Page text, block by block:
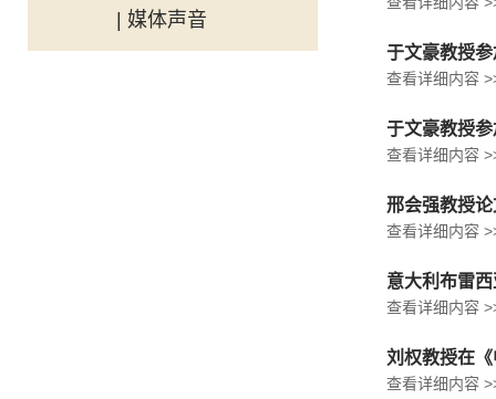
| 媒体声音
于文豪教授
查看详细内容
于文豪教授
查看详细内容
邢会强教授
查看详细内容
意大利布雷
查看详细内容
刘权教授在
查看详细内容